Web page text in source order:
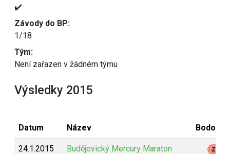
✔️
Závody do BP:
1/18
Tým:
Není zařazen v žádném týmu
Výsledky 2015
Datum Název
24.1.2015 Budějovický Mercury Maraton Z